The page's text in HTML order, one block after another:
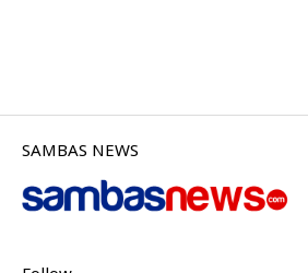
SAMBAS NEWS